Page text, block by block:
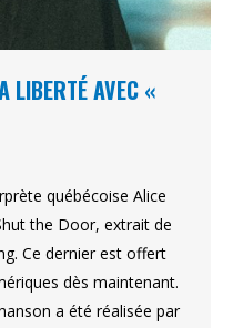
LIBERTÉ AVEC «
québécoise Alice
the Door, extrait de
Ce dernier est offert
dès maintenant.
a été réalisée par